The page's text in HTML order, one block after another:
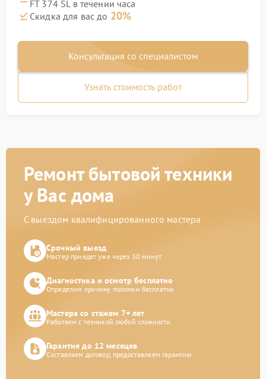
FT 374 SL в течении часа
Скидка для вас до 20%
Консультация со специалистом
Узнать стоимость работ
Ремонт бытовой техники
у Вас дома
С выездом квалифицированного мастера
Срочный выезд
Мастер приедет уже через 30 минут
Диагностика и осмотр бесплатно
Определим причину поломки бесплатно
Мастера со стажем 7+ лет
Работаем с техникой любой сложности
Гарантия до 12 месяцев
Составляем договор, предоставляем гарантию